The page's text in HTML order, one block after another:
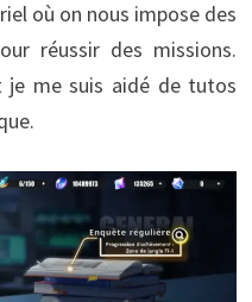
où on nous impose des
réussir des missions.
je me suis aidé de tutos